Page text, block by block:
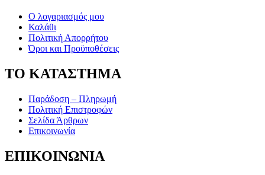
Ο λογαριασμός μου
Καλάθι
Πολιτική Απορρήτου
Όροι και Προϋποθέσεις
ΤΟ ΚΑΤΑΣΤΗΜΑ
Παράδοση – Πληρωμή
Πολιτική Επιστροφών
Σελίδα Άρθρων
Επικοινωνία
ΕΠΙΚΟΙΝΩΝΙΑ